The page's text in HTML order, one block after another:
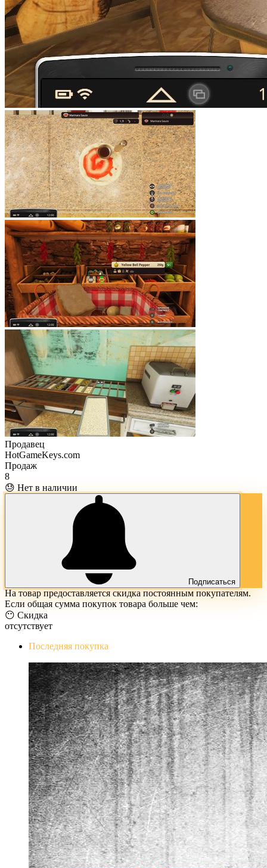
Продавец
HotGameKeys.com
Продаж
8
😓 Нет в наличии
Подписаться
На товар предоставляется скидка постоянным покупателям.
Если общая сумма покупок товара больше чем:
😶 Скидка
отсутствует
Последняя покупка